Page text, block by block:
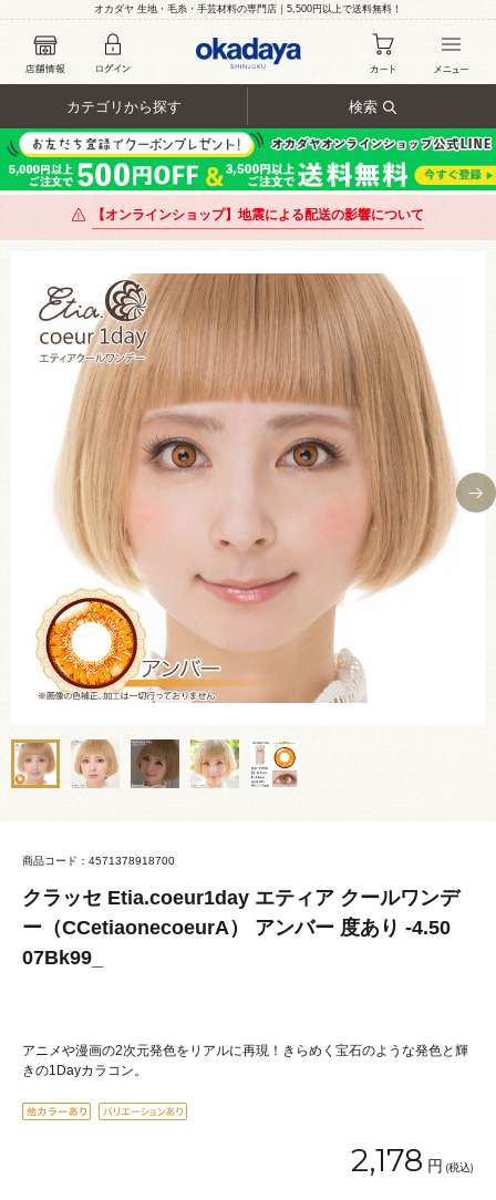
オカダヤ 生地・毛糸・手芸材料の専門店｜5,500円以上で送料無料！
カテゴリから探す 検索
【オンラインショップ】地震による配送の影響について
商品コード：4571378918700
クラッセ Etia.coeur1day エティア クールワンデ
ー（CCetiaonecoeurA） アンバー 度あり -4.50
07Bk99_
アニメや漫画の2次元発色をリアルに再現！きらめく宝石のような発色と輝
きの1Dayカラコン。
2,178 円 (税込)